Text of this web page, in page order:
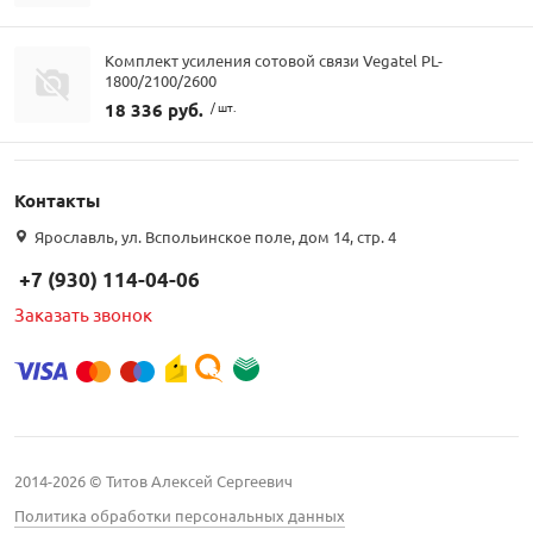
Комплект усиления сотовой связи Vegatel PL-
1800/2100/2600
18 336 руб. / шт.
Контакты
Ярославль, ул. Вспольинское поле, дом 14, стр. 4
+7 (930) 114-04-06
Заказать звонок
2014-2026 © Титов Алексей Сергеевич
Политика обработки персональных данных